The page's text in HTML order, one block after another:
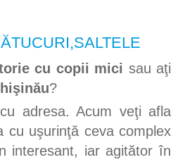
cu copii mici sau aţi
?
adresa. Acum veţi afla
cu uşurinţă ceva complex
interesant, iar agitător în